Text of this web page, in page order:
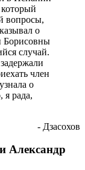
вопросы,
о
Борисовны
случай.
член
о
я рада,
- Дзасохов
Александр